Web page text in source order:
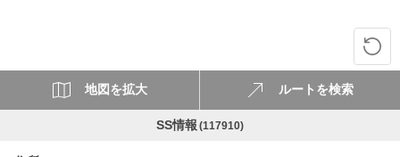
SS情報 (117910)
地図を拡大 ルートを検索